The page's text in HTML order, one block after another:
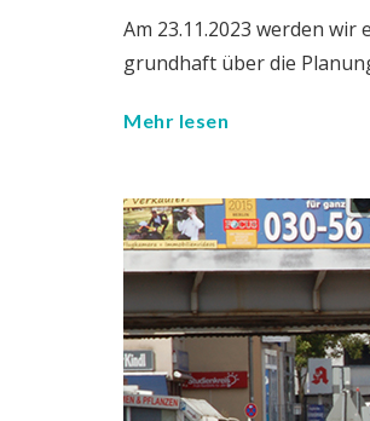
Am 23.11.2023 werden
grundhaft über die
Mehr lesen